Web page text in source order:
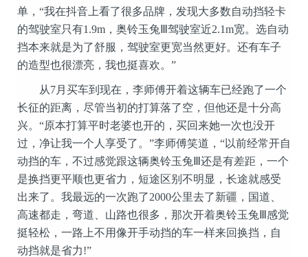
单，“我在抖音上看了很多品牌，发现大多数自动挡轻卡
的驾驶室只有1.9m，奥铃玉兔Ⅲ驾驶室近2.1m宽。选自动
挡本来就是为了舒服，驾驶室更宽当然更好。还有车子
的造型也很漂亮，我也挺喜欢。”
从7月买车到现在，李师傅开着这辆车已经跑了一个
长征的距离，尽管当初的打算落了空，但他还是十分高
兴。“原本打算平时老婆也开的，买回来她一次也没开
过，净让我一个人享受了。”李师傅笑道，“以前经常开自
动挡的车，不过感觉跟这辆奥铃玉兔Ⅲ还是有差距，一个
是换挡更平顺也更省力，短途区别不明显，长途就感受
出来了。我最远的一次跑了2000公里去了新疆，国道、
高速都走，弯道、山路也很多，那次开着奥铃玉兔Ⅲ感觉
挺轻松，一路上不用像开手动挡的车一样来回换挡，自
动挡就是省力!”